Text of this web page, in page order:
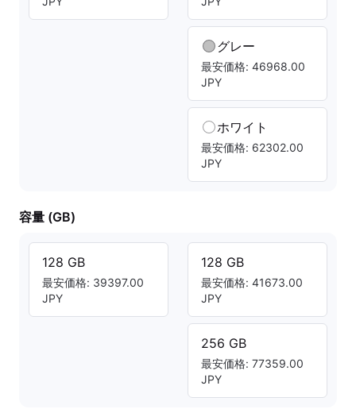
グレー
最安価格: 46968.00
JPY
ホワイト
最安価格: 62302.00
JPY
容量 (GB)
128 GB
最安価格: 39397.00
JPY
128 GB
最安価格: 41673.00
JPY
256 GB
最安価格: 77359.00
JPY